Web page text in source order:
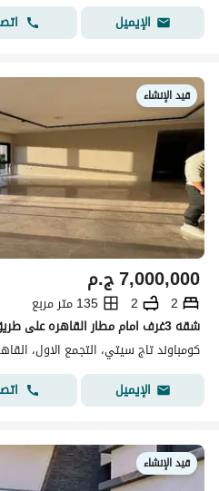
الإيميل
قيد الإنشاء
ج.م7,000,000
2
2
135 متر مربع
كومباوند تاج سيتي، التجمع الاول،
الإيميل
قيد الإنشاء